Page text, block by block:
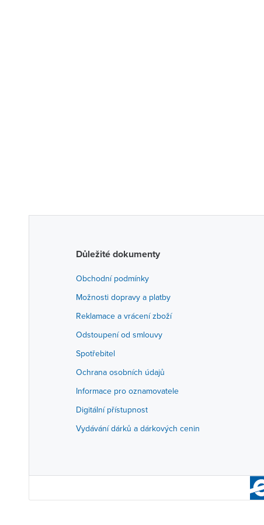
Důležité dokumenty
Obchodní podmínky
Možnosti dopravy a platby
Reklamace a vrácení zboží
Odstoupení od smlouvy
Spotřebitel
Ochrana osobních údajů
Informace pro oznamovatele
Digitální přístupnost
Vydávání dárků a dárkových cenin